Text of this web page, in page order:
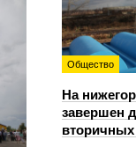
Общество
На
завершен
вторичных